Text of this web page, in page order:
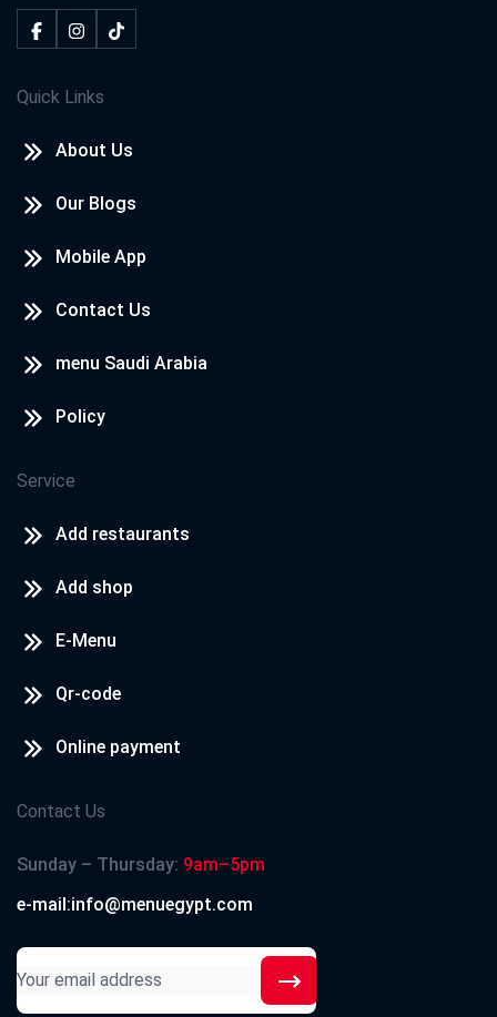
Quick Links
About Us
Our Blogs
Mobile App
Contact Us
menu Saudi Arabia
Policy
Service
Add restaurants
Add shop
E-Menu
Qr-code
Online payment
Contact Us
Sunday – Thursday: 9am–5pm
e-mail:info@menuegypt.com